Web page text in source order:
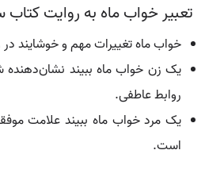
تعبیر خواب ماه به روایت کتاب
خواب ماه تغییرات مهم و خوشایند در
یک زن خواب ماه ببیند
روابط عاطفی.
یک مرد خواب ماه ببیند علامت
است.